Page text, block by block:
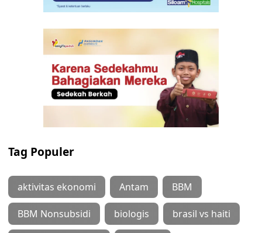
Tag Populer
aktivitas ekonomi Antam BBM
BBM Nonsubsidi biologis brasil vs haiti